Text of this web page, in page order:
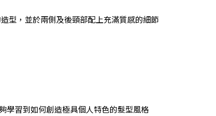
型，並於兩側及後頸部配上充滿質感的細節
學習到如何創造極具個人特色的髮型風格